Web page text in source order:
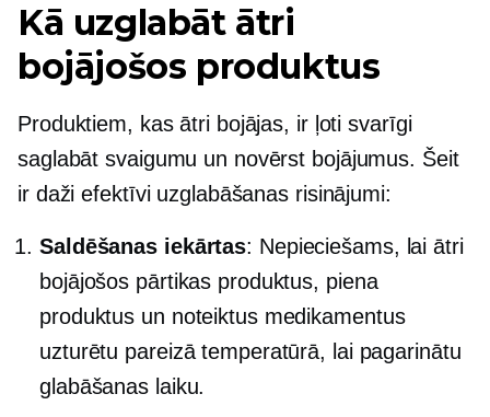
Kā uzglabāt ātri
bojājošos produktus
Produktiem, kas ātri bojājas, ir ļoti svarīgi
saglabāt svaigumu un novērst bojājumus. Šeit
ir daži efektīvi uzglabāšanas risinājumi:
Saldēšanas iekārtas: Nepieciešams, lai ātri
bojājošos pārtikas produktus, piena
produktus un noteiktus medikamentus
uzturētu pareizā temperatūrā, lai pagarinātu
glabāšanas laiku.